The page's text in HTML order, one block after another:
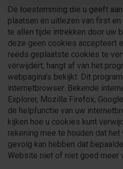
De toestemming die u geeft aan
plaatsen en uitlezen van first
te allen tijde intrekken door uw
deze geen cookies accepteert
reeds geplaatste cookies te
verwijdert, hangt af van het
webpagina’s bekijkt. Dit
internetbrowser. Bekende
Explorer, Mozilla Firefox,
de helpfunctie van uw
kijken hoe u cookies kunt
rekening mee te houden dat
gevolg kan hebben dat
Website niet of niet goed meer